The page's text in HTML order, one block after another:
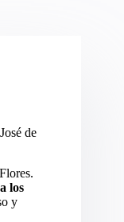
de
los
y